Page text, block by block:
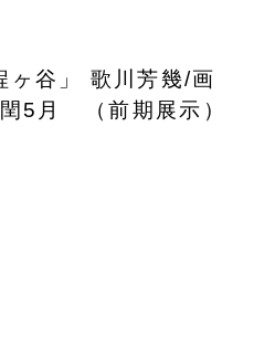
ヶ谷」 歌川芳幾/画
5月 （前期展示）